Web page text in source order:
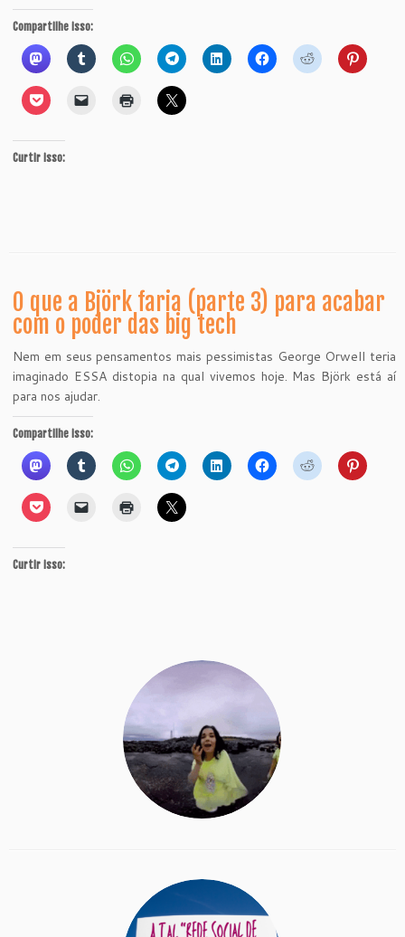
Compartilhe isso:
Curtir isso:
O que a Björk faria (parte 3) para acabar
com o poder das big tech
Nem em seus pensamentos mais pessimistas George Orwell teria
imaginado ESSA distopia na qual vivemos hoje. Mas Björk está aí
para nos ajudar.
Compartilhe isso:
Curtir isso: